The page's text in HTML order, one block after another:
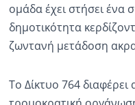
ομάδα έχει στήσει ένα
δημοτικότητα
ζωντανή μετάδοση
Το Δίκτυο 764